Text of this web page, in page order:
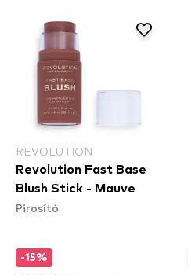
REVOLUTION
Revolution Fast Base
Blush Stick - Mauve
Pirosító
-15%